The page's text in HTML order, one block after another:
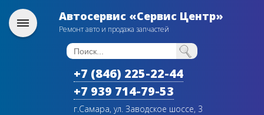
Автосервис «Сервис Центр»
Ремонт авто и продажа запчастей
+7 (846) 225-22-44
+7 939 714-79-53
г.Самара, ул. Заводское шоссе, 3